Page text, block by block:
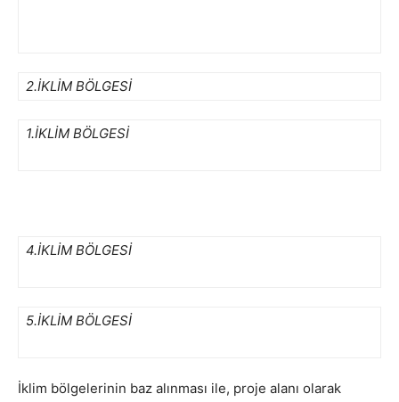
2.İKLİM BÖLGESİ
1.İKLİM BÖLGESİ
4.İKLİM BÖLGESİ
5.İKLİM BÖLGESİ
İklim bölgelerinin baz alınması ile, proje alanı olarak